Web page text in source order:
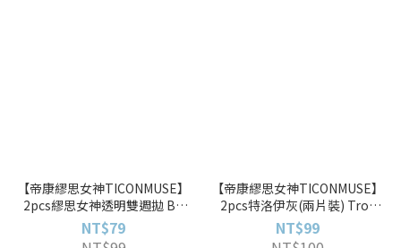
【帝康繆思女神TICONMUSE】
2pcs繆思女神透明雙週拋 Bi-
Weekly Disposable透明雙週
拋
NT$79
【帝康繆思女神TICONMUSE】
2pcs特洛伊灰(兩片裝) Troy
Grey彩色日拋
NT$99